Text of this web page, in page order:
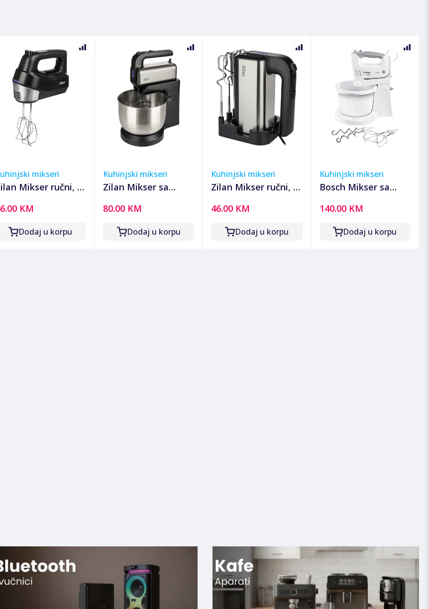
mikseri
Mikser ručni, 6
ZLN2969
KM
Dodaj u korpu
Kuhinjski mikseri
Zilan Mikser sa
brzina+pulse, 3.5 lit.,
500 W - ZLN2952
80.00 KM
Dodaj u korpu
Kuhinjski mikseri
Zilan Mikser ručni, 5
- ZLN2938
46.00 KM
Dodaj u korpu
Kuhinjski mikseri
Bosch Mikser sa
brzina, ErgoMixx -
MFQ36460
140.00 KM
Dodaj u korpu